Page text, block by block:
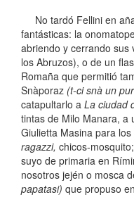
No tardó Fellini en
fantásticas: la
abriendo y cerrando sus
los Abruzos), o de un
Romaña que permitió
Snàporaz (t-ci snà un
catapultarlo a La ciudad
tintas de Milo Manara, a
Giulietta Masina para
ragazzi, chicos-
suyo de primaria en
nosotros jején o mosca
papatasi) que propuso